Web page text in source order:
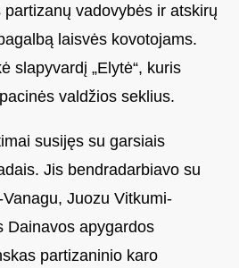
vadovybės ir atskirų
laisvės kovotojams.
slapyvardį „Elytė“, kuris
valdžios seklius.
susijęs su garsiais
Jis bendradarbiavo su
Juozu Vitkumi-
Dainavos apygardos
partizaninio karo